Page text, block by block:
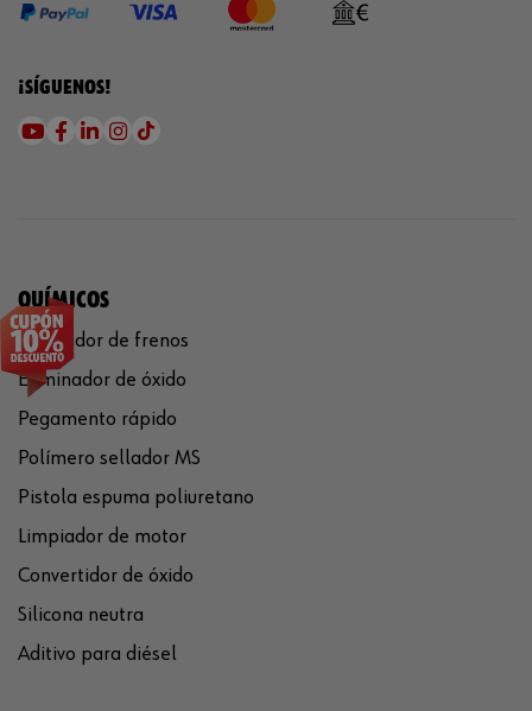
¡SÍGUENOS!
QUÍMICOS
Limpiador de frenos
Eliminador de óxido
Pegamento rápido
Polímero sellador MS
Pistola espuma poliuretano
Limpiador de motor
Convertidor de óxido
Silicona neutra
Aditivo para diésel